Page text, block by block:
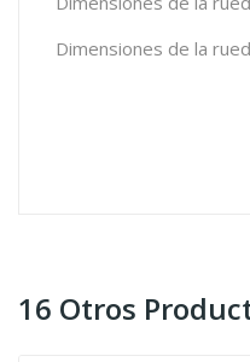
Dimensiones de la
16 Otros